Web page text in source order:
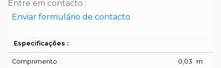
Entre em contacto :
Enviar formulário de contacto
Especificações :
Comprimento 0,03 m